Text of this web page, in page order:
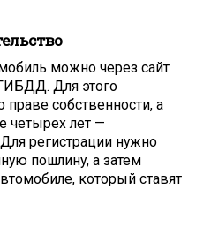
можно через сайт
Для этого
праве собственности, а
четырех лет —
Для регистрации нужно
пошлину, а затем
который ставят